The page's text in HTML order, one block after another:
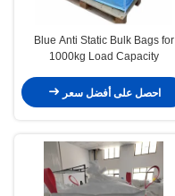
Blue Anti Static Bulk Bags for
1000kg Load Capacity
احصل على أفضل سعر